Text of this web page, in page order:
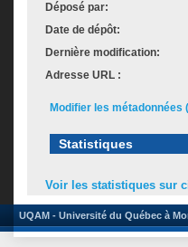
Déposé par:
Date de dépôt:
Dernière modification:
Adresse URL :
Modifier les
Statistiques
Voir les statistiques sur
UQAM - Université du Québec à